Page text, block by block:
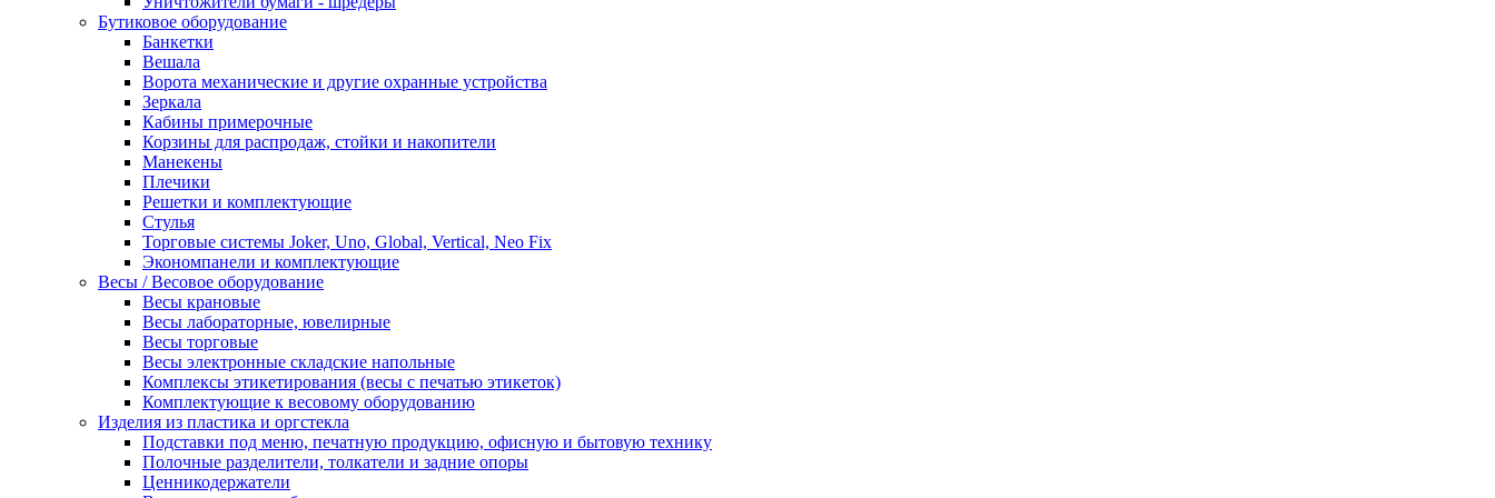
Бутиковое оборудование
Банкетки
Вешала
Ворота механические и другие охранные устройства
Зеркала
Кабины примерочные
Корзины для распродаж, стойки и накопители
Манекены
Плечики
Решетки и комплектующие
Стулья
Торговые системы Joker, Uno, Global, Vertical, Neo Fix
Экономпанели и комплектующие
Весы / Весовое оборудование
Весы крановые
Весы лабораторные, ювелирные
Весы торговые
Весы электронные складские напольные
Комплексы этикетирования (весы с печатью этикеток)
Комплектующие к весовому оборудованию
Изделия из пластика и оргстекла
Подставки под меню, печатную продукцию, офисную и бытовую технику
Полочные разделители, толкатели и задние опоры
Ценникодержатели